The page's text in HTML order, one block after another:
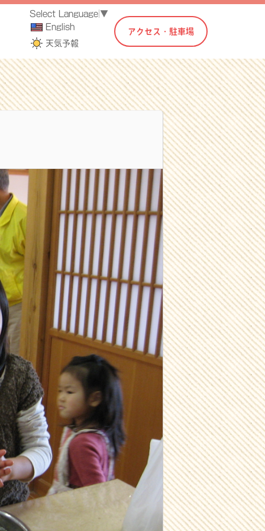
Select Language ▼
English
天気予報
アクセス・駐車場